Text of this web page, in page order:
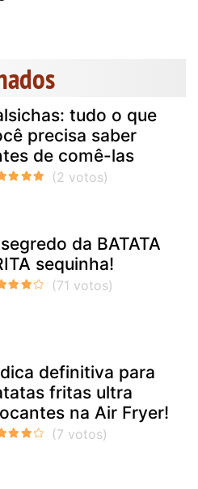
tudo o que
precisa saber
de comê-las
da BATATA
sequinha!
definitiva para
fritas ultra
na Air Fryer!